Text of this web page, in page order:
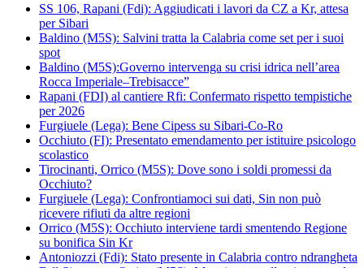
SS 106, Rapani (Fdi): Aggiudicati i lavori da CZ a Kr, attesa
per Sibari
Baldino (M5S): Salvini tratta la Calabria come set per i suoi
spot
Baldino (M5S):Governo intervenga su crisi idrica nell’area
Rocca Imperiale–Trebisacce”
Rapani (FDI) al cantiere Rfi: Confermato rispetto tempistiche
per 2026
Furgiuele (Lega): Bene Cipess su Sibari-Co-Ro
Occhiuto (FI): Presentato emendamento per istituire psicologo
scolastico
Tirocinanti, Orrico (M5S): Dove sono i soldi promessi da
Occhiuto?
Furgiuele (Lega): Confrontiamoci sui dati, Sin non può
ricevere rifiuti da altre regioni
Orrico (M5S): Occhiuto interviene tardi smentendo Regione
su bonifica Sin Kr
Antoniozzi (Fdi): Stato presente in Calabria contro ndrangheta